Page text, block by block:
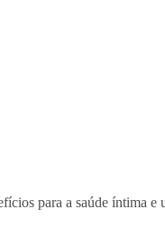
para a saúde íntima